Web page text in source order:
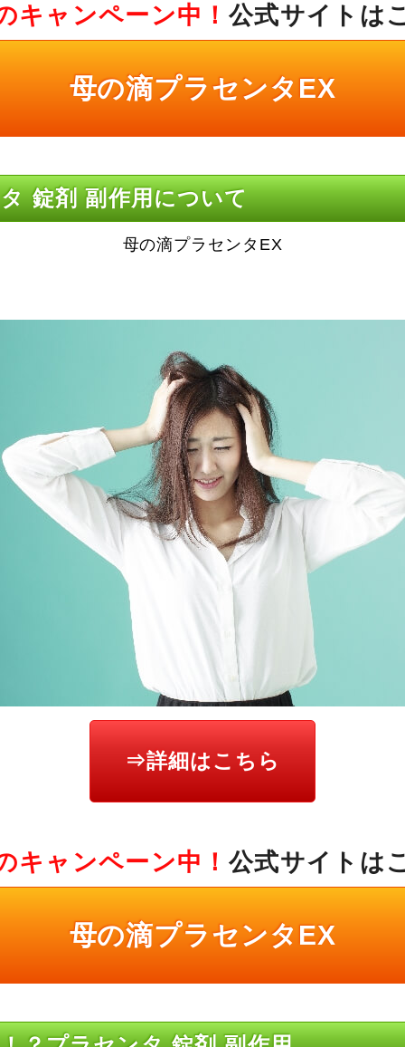
キャンペーン中！ 公式サイトは
母の滴プラセンタEX
錠剤 副作用について
母の滴プラセンタEX
⇒詳細はこちら
キャンペーン中！ 公式サイトは
母の滴プラセンタEX